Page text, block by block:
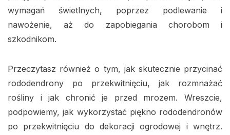
wymagań świetlnych, poprzez podlewanie i
nawożenie, aż do zapobiegania chorobom i
szkodnikom.
Przeczytasz również o tym, jak skutecznie przycinać
rododendrony po przekwitnięciu, jak rozmnażać
rośliny i jak chronić je przed mrozem. Wreszcie,
podpowiemy, jak wykorzystać piękno rododendronów
po przekwitnięciu do dekoracji ogrodowej i wnętrz.